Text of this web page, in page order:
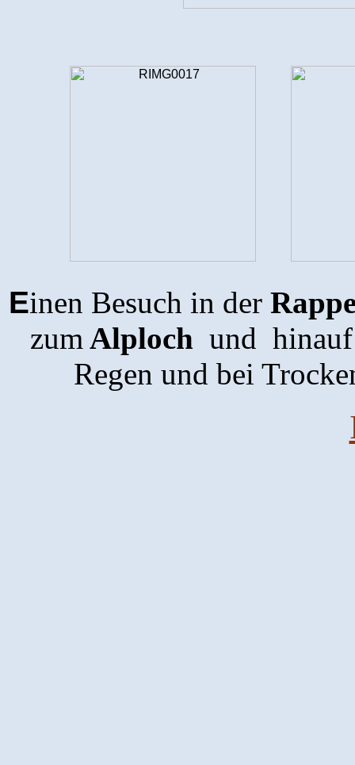
Einen Besuch in der
zum Alploch und
Regen und bei